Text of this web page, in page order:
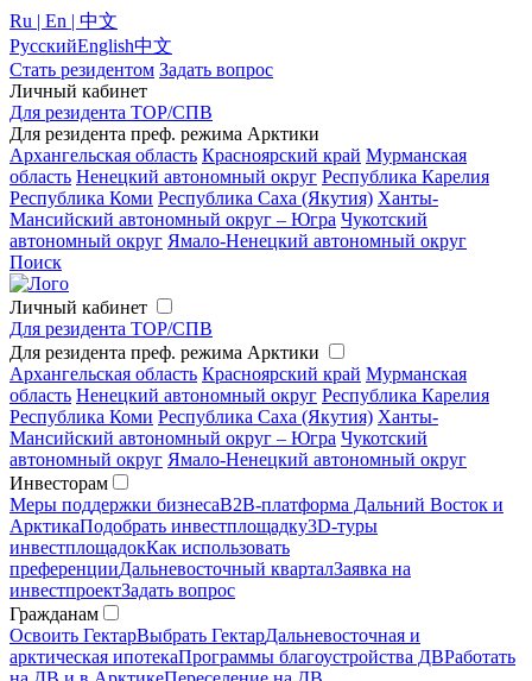
Ru | En | 中文
РусскийEnglish中文
Стать резидентом Задать вопрос
Личный кабинет
Для резидента ТОР/СПВ
Для резидента преф. режима Арктики
Архангельская область Красноярский край Мурманская
область Ненецкий автономный округ Республика Карелия
Республика Коми Республика Саха (Якутия) Ханты-
Мансийский автономный округ – Югра Чукотский
автономный округ Ямало-Ненецкий автономный округ
Поиск
Личный кабинет
Для резидента ТОР/СПВ
Для резидента преф. режима Арктики
Архангельская область Красноярский край Мурманская
область Ненецкий автономный округ Республика Карелия
Республика Коми Республика Саха (Якутия) Ханты-
Мансийский автономный округ – Югра Чукотский
автономный округ Ямало-Ненецкий автономный округ
Инвесторам
Меры поддержки бизнесаB2B-платформа Дальний Восток и
АрктикаПодобрать инвестплощадку3D-туры
инвестплощадокКак использовать
преференцииДальневосточный кварталЗаявка на
инвестпроектЗадать вопрос
Гражданам
Освоить ГектарВыбрать ГектарДальневосточная и
арктическая ипотекаПрограммы благоустройства ДВРаботать